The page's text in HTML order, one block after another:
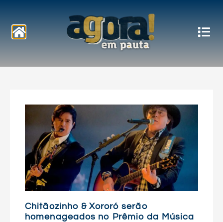
Notícias
Chitãozinho & Xororó serão
homenageados no Prêmio da Música